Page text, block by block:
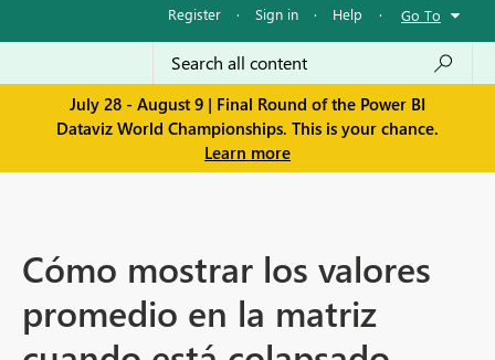
Register · Sign in · Help · Go To
July 28 - August 9 | Final Round of the Power BI
Dataviz World Championships. This is your chance.
Learn more
Cómo mostrar los valores
promedio en la matriz